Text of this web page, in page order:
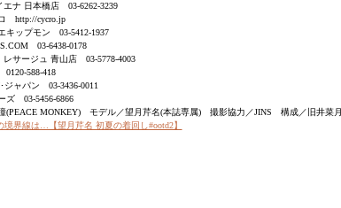
エナ 日本橋店 03-6262-3239
http://cycro.jp
キップモン 03-5412-1937
03-6438-0178
レサージュ 青山店 03-5778-4003
588-418
ジャパン 03-3436-0011
ズ 03-5456-6866
MONKEY) モデル／望月芹名(本誌専属) 撮影協力／JINS 構成／旧井菜月
界線は…【望月芹名 初夏の着回し#ootd2】